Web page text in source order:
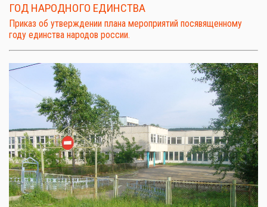
ГОД НАРОДНОГО ЕДИНСТВА
Приказ об утверждении плана мероприятий посявященному
году единства народов россии.